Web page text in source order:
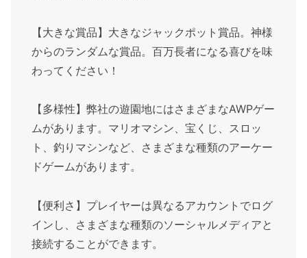
【大きな賞品】大きなジャックポット賞品。神様
からのランダムな賞品。百万長者になる喜びを味
わってください！
【多様性】弊社の遊園地にはさまざまなAWPゲー
ムがあります。マリオマシン、宝くじ、スロッ
ト、釣りマシンなど、さまざまな種類のアーケー
ドゲームがあります。
【便利さ】プレイヤーは異なるアカウントでログ
インし、さまざまな種類のソーシャルメディアと
接続することができます。